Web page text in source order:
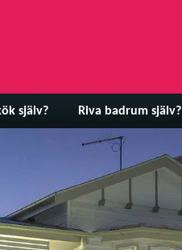
själv? Riva badrum själv?